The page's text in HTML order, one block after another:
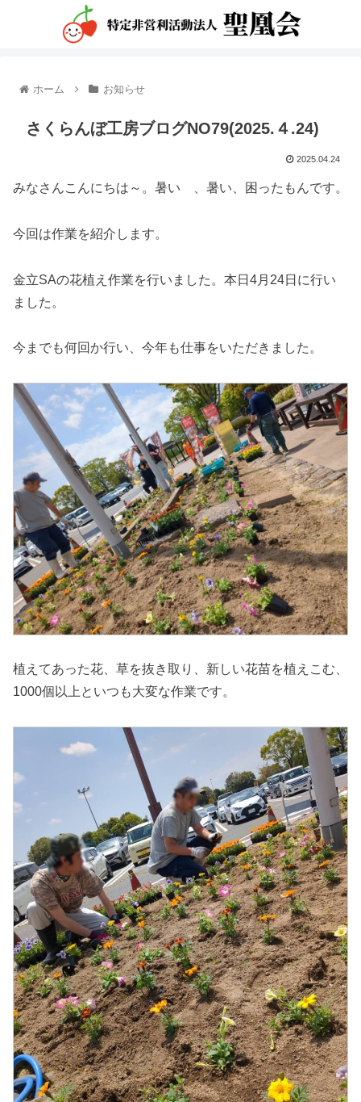
ホーム お知らせ
さくらんぼ工房ブログNO79(2025.４.24)
2025.04.24
みなさんこんにちは～。暑い 、暑い、困ったもんです。
今回は作業を紹介します。
金立SAの花植え作業を行いました。本日4月24日に行い
ました。
今までも何回か行い、今年も仕事をいただきました。
植えてあった花、草を抜き取り、新しい花苗を植えこむ、
1000個以上といつも大変な作業です。